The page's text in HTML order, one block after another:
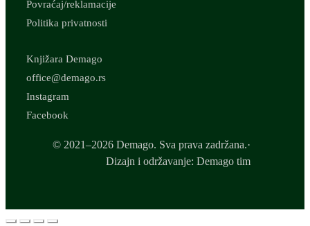
Povraćaj/reklamacije
Politika privatnosti
Knjižara Demago
office@demago.rs
Instagram
Facebook
© 2021–2026 Demago. Sva prava zadržana.·
Dizajn i održavanje: Demago tim